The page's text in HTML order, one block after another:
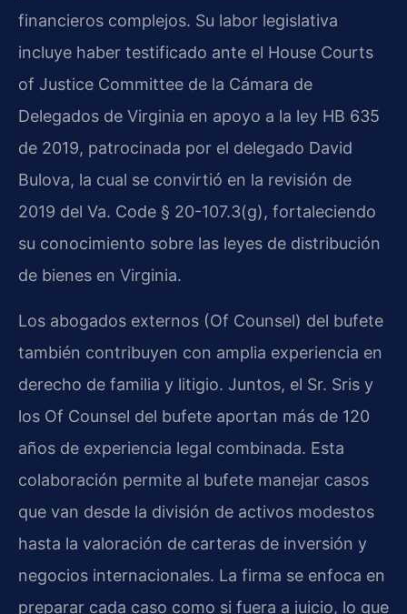
financieros complejos. Su labor legislativa
incluye haber testificado ante el House Courts
of Justice Committee de la Cámara de
Delegados de Virginia en apoyo a la ley HB 635
de 2019, patrocinada por el delegado David
Bulova, la cual se convirtió en la revisión de
2019 del Va. Code § 20-107.3(g), fortaleciendo
su conocimiento sobre las leyes de distribución
de bienes en Virginia.
Los abogados externos (Of Counsel) del bufete
también contribuyen con amplia experiencia en
derecho de familia y litigio. Juntos, el Sr. Sris y
los Of Counsel del bufete aportan más de 120
años de experiencia legal combinada. Esta
colaboración permite al bufete manejar casos
que van desde la división de activos modestos
hasta la valoración de carteras de inversión y
negocios internacionales. La firma se enfoca en
preparar cada caso como si fuera a juicio, lo que